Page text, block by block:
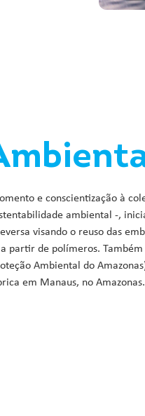
e conscientização à
ambiental -,
visando o reuso das
partir de polímeros. Também
Ambiental do
em Manaus, no Amazonas.